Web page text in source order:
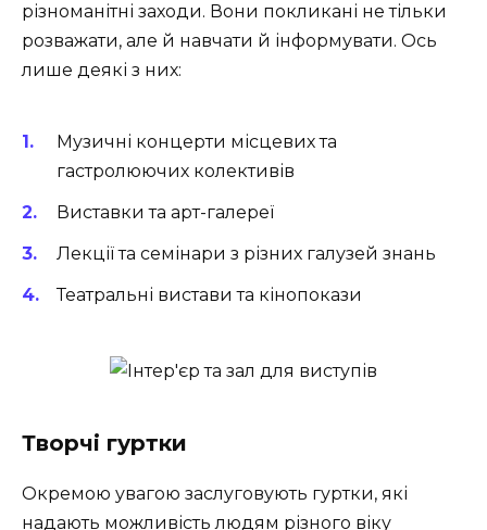
різноманітні заходи. Вони покликані не тільки
розважати, але й навчати й інформувати. Ось
лише деякі з них:
Музичні концерти місцевих та
гастролюючих колективів
Виставки та арт-галереї
Лекції та семінари з різних галузей знань
Театральні вистави та кінопокази
Творчі гуртки
Окремою увагою заслуговують гуртки, які
надають можливість людям різного віку